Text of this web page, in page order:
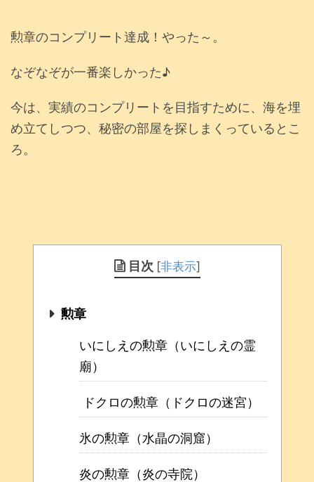
勲章のコンプリート達成！やった～。
なぞなぞが一番楽しかった♪
今は、実績のコンプリートを目指すために、海を埋
め立てしつつ、秘密の部屋を探しまくっているとこ
ろ。
目次 [非表示]
勲章
いにしえの勲章（いにしえの霊
廟）
ドクロの勲章（ドクロの迷宮）
氷の勲章（水晶の洞窟）
炎の勲章（炎の寺院）